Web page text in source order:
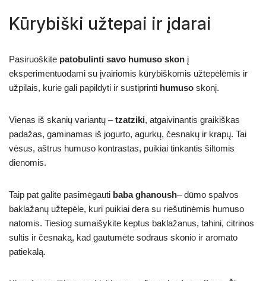
Kūrybiški užtepai ir įdarai
Pasiruoškite patobulinti savo humuso skon į
eksperimentuodami su įvairiomis kūrybiškomis užtepėlėmis ir
užpilais, kurie gali papildyti ir sustiprinti humuso skonį.
Vienas iš skanių variantų –tzatziki, atgaivinantis graikiškas
padažas, gaminamas iš jogurto, agurkų, česnakų ir krapų. Tai
vėsus, aštrus humuso kontrastas, puikiai tinkantis šiltomis
dienomis.
Taip pat galite pasimėgauti baba ghanoush– dūmo spalvos
baklažanų užtepėle, kuri puikiai dera su riešutinėmis humuso
natomis. Tiesiog sumaišykite keptus baklažanus, tahini, citrinos
sultis ir česnaką, kad gautumėte sodraus skonio ir aromato
patiekalą.